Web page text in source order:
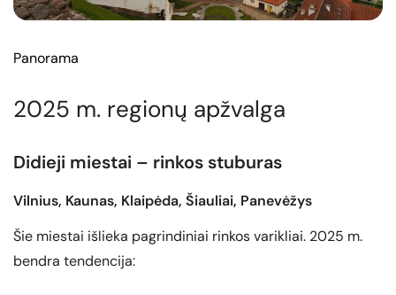
Panorama
2025 m. regionų apžvalga
Didieji miestai – rinkos stuburas
Vilnius, Kaunas, Klaipėda, Šiauliai, Panevėžys
Šie miestai išlieka pagrindiniai rinkos varikliai. 2025 m.
bendra tendencija: